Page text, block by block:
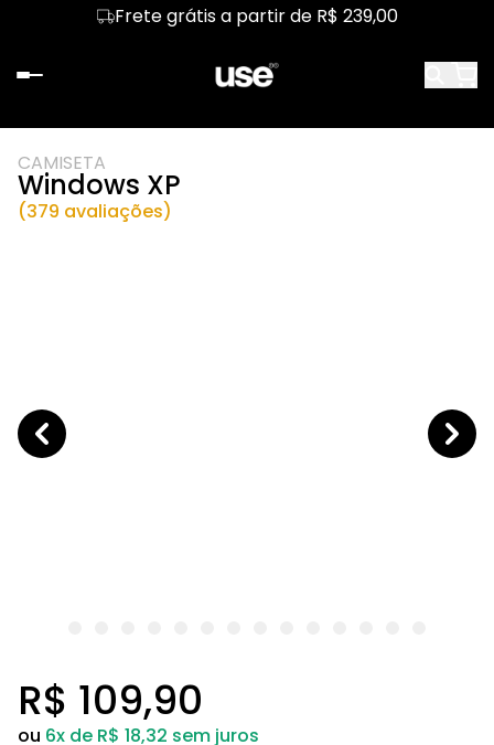
Frete grátis a partir de R$ 239,00
CAMISETA
Windows XP
(379 avaliações)
R$ 109,90
ou 6x de R$ 18,32 sem juros